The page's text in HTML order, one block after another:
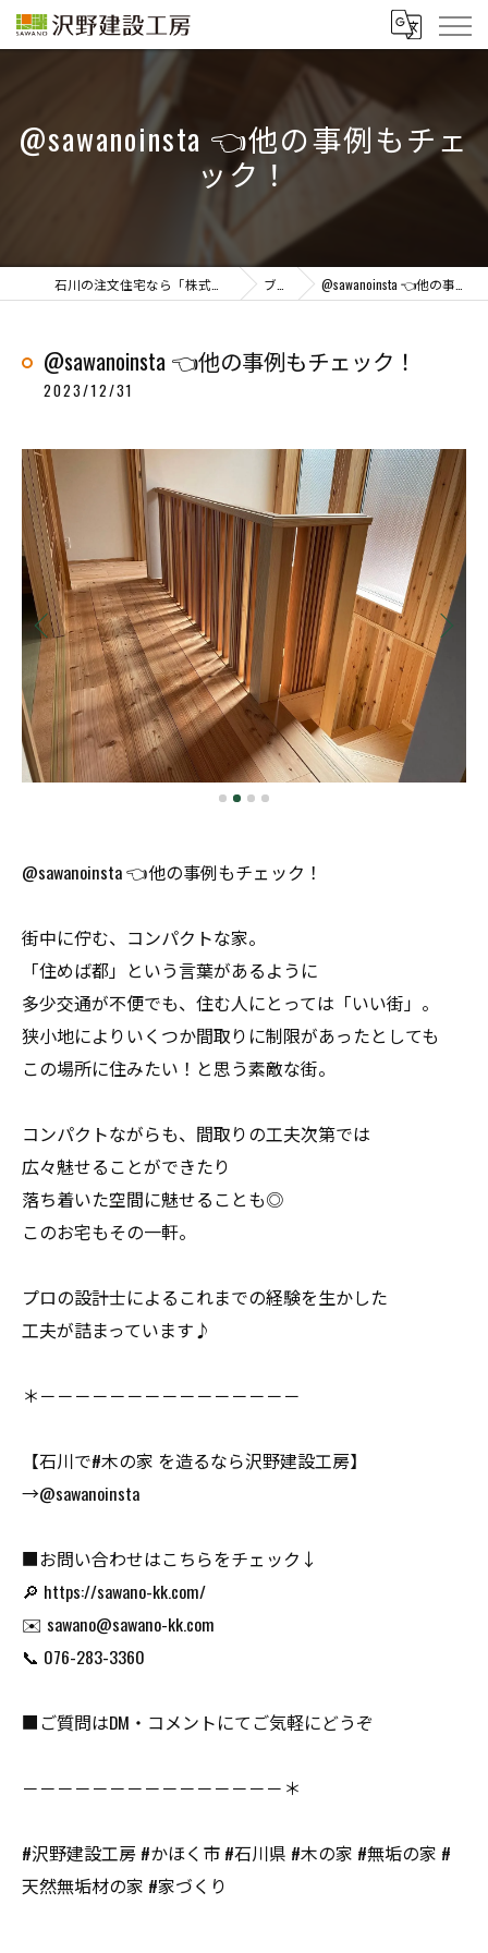
@sawanoinsta 👈他の事例もチェ
ック！
ブログ @sawanoinsta 👈他の事例もチェック！
@sawanoinsta 👈他の事例もチェック！
2023/12/31
@sawanoinsta 👈他の事例もチェック！
街中に佇む、コンパクトな家。
「住めば都」という言葉があるように
多少交通が不便でも、住む人にとっては「いい街」。
狭小地によりいくつか間取りに制限があったとしても
この場所に住みたい！と思う素敵な街。
コンパクトながらも、間取りの工夫次第では
広々魅せることができたり
落ち着いた空間に魅せることも◎
このお宅もその一軒。
プロの設計士によるこれまでの経験を生かした
工夫が詰まっています♪
＊－－－－－－－－－－－－－－－
【石川で#木の家 を造るなら沢野建設工房】
→@sawanoinsta
■お問い合わせはこちらをチェック↓
🔎 https://sawano-kk.com/
✉️ sawano@sawano-kk.com
📞 076-283-3360
■ご質問はDM・コメントにてご気軽にどうぞ
－－－－－－－－－－－－－－－＊
#沢野建設工房 #かほく市 #石川県 #木の家 #無垢の家 #
天然無垢材の家 #家づくり